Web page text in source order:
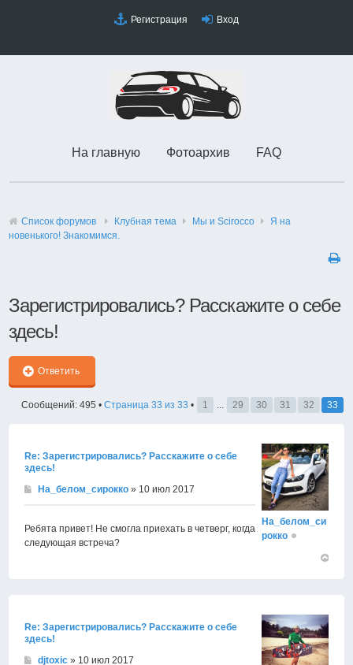
Регистрация Вход
На главную Фотоархив FAQ
Список форумов Клубная тема Мы и Scirocco
Я на
новенького! Знакомимся.
Зарегистрировались? Расскажите о себе
здесь!
Ответить
Сообщений: 495 • Страница 33 из 33 • 1 ... 29 30 31 32 33
Re: Зарегистрировались? Расскажите о себе
здесь!
На_белом_сирокко » 10 июл 2017
Ребята привет! Не смогла приехать в четверг, когда
следующая встреча?
На_белом_си
рокко
Re: Зарегистрировались? Расскажите о себе
здесь!
djtoxic » 10 июл 2017